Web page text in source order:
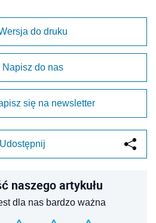
do druku
Napisz do nas
się na newsletter
Udostępnij
naszego artykułu
dla nas bardzo ważna